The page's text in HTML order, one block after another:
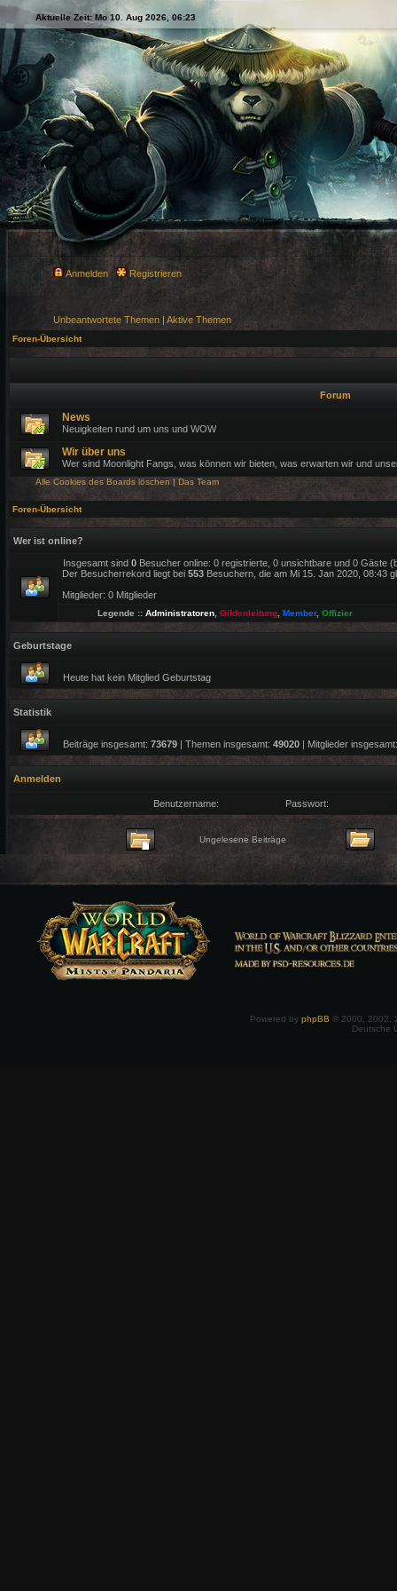
Aktuelle Zeit: Mo 10. Aug 2026, 06:23
Anmelden Registrieren
Unbeantwortete Themen | Aktive Themen
Foren-Übersicht
Forum
News
Neuigkeiten rund um uns und WOW
Wir über uns
Wer sind Moonlight Fangs, was können wir bieten, was erwarten wir und
Alle Cookies des Boards löschen | Das Team
Foren-Übersicht
Wer ist online?
Insgesamt sind 0 Besucher online: 0 registrierte, 0 unsichtbare und 0 Gäste
Der Besucherrekord liegt bei 553 Besuchern, die am Mi 15. Jan 2020, 08:43
Mitglieder: 0 Mitglieder
Legende :: Administratoren Gildenleitung Member, Offizier
Geburtstage
Heute hat kein Mitglied Geburtstag
Statistik
Beiträge insgesamt: 73679 | Themen insgesamt: 49020 | Mitglieder
Anmelden
Benutzername: Passwort:
Ungelesene Beiträge
Powered by phpBB © 2000, 2002,
Deutsche